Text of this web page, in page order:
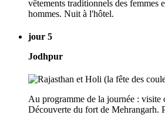
vêtements traditionnels des femmes
hommes. Nuit à l'hôtel.
jour 5
Jodhpur
Au programme de la journée : visite
Découverte du fort de Mehrangarh.